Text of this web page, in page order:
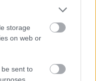
storage
on web or
sent to
ki a kis fácska.